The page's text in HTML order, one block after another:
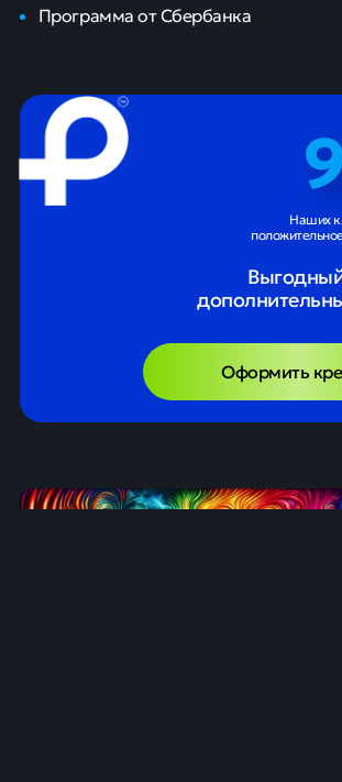
Программа от Сбербанка
Наших
Оформить